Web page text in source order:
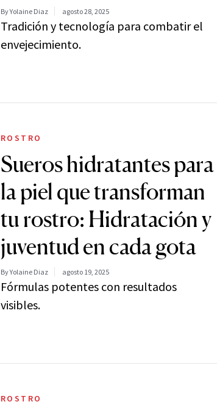
By Yolaine Diaz agosto 28, 2025
Tradición y tecnología para combatir el
envejecimiento.
ROSTRO
Sueros hidratantes para
la piel que transforman
tu rostro: Hidratación y
juventud en cada gota
By Yolaine Diaz agosto 19, 2025
Fórmulas potentes con resultados
visibles.
ROSTRO